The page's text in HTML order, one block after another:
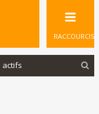
RACCOURCIS
actifs